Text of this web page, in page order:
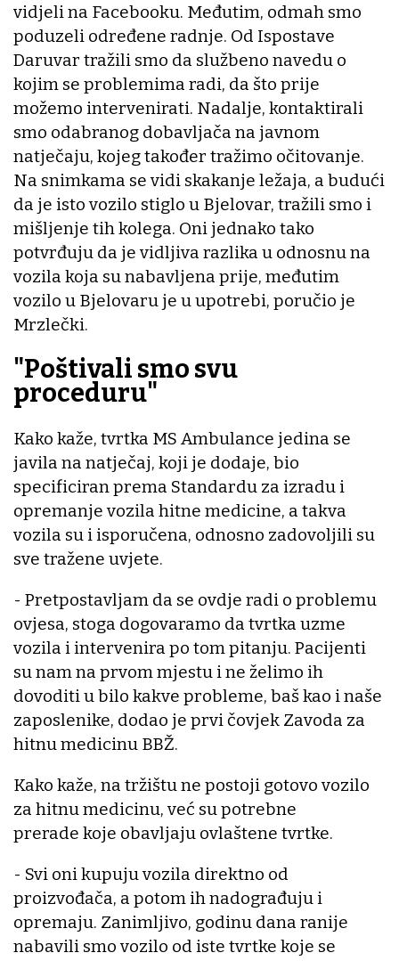
vidjeli na Facebooku. Međutim, odmah smo
poduzeli određene radnje. Od Ispostave
Daruvar tražili smo da službeno navedu o
kojim se problemima radi, da što prije
možemo intervenirati. Nadalje, kontaktirali
smo odabranog dobavljača na javnom
natječaju, kojeg također tražimo očitovanje.
Na snimkama se vidi skakanje ležaja, a budući
da je isto vozilo stiglo u Bjelovar, tražili smo i
mišljenje tih kolega. Oni jednako tako
potvrđuju da je vidljiva razlika u odnosnu na
vozila koja su nabavljena prije, međutim
vozilo u Bjelovaru je u upotrebi, poručio je
Mrzlečki.
"Poštivali smo svu
proceduru"
Kako kaže, tvrtka MS Ambulance jedina se
javila na natječaj, koji je dodaje, bio
specificiran prema Standardu za izradu i
opremanje vozila hitne medicine, a takva
vozila su i isporučena, odnosno zadovoljili su
sve tražene uvjete.
- Pretpostavljam da se ovdje radi o problemu
ovjesa, stoga dogovaramo da tvrtka uzme
vozila i intervenira po tom pitanju. Pacijenti
su nam na prvom mjestu i ne želimo ih
dovoditi u bilo kakve probleme, baš kao i naše
zaposlenike, dodao je prvi čovjek Zavoda za
hitnu medicinu BBŽ.
Kako kaže, na tržištu ne postoji gotovo vozilo
za hitnu medicinu, već su potrebne
prerade koje obavljaju ovlaštene tvrtke.
- Svi oni kupuju vozila direktno od
proizvođača, a potom ih nadograđuju i
opremaju. Zanimljivo, godinu dana ranije
nabavili smo vozilo od iste tvrtke koje se